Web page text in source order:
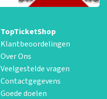
TopTicketShop
Klantbeoordelingen
Over Ons
Veelgestelde vragen
Contactgegevens
Goede doelen